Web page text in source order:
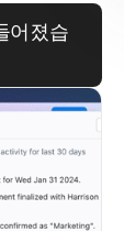
어졌습